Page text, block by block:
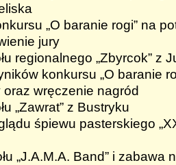
„O baranie rogi” na
jury
regionalnego „Zbyrcok” z
konkursu „O baranie
wręczenie nagród
„Zawrat” z Bustryku
śpiewu pasterskiego
„J.A.M.A. Band” i zabawa